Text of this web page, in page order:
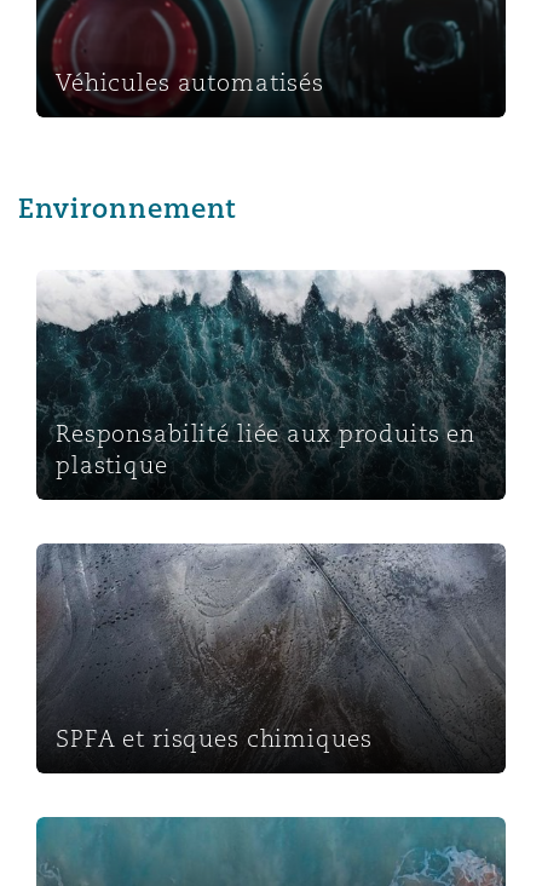
Véhicules automatisés
Environnement
Responsabilité liée aux produits en plastique
Responsabilité liée aux produits en
plastique
SPFA et risques chimiques
SPFA et risques chimiques
Changements climatiques et risque de transition